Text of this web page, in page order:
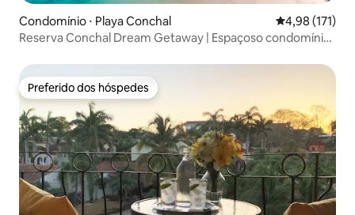
Condomínio ⋅ Playa Conchal 4,98 de uma
4,98 (171)
Reserva Conchal Dream Getaway | Espaçoso condomínio
Preferido dos hóspedes
Preferido dos hóspedes